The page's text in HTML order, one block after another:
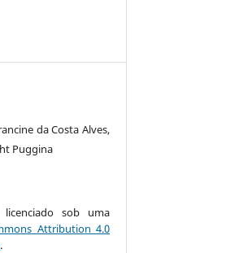
da Costa Alves,
Puggina
sob uma
Attribution 4.0
.